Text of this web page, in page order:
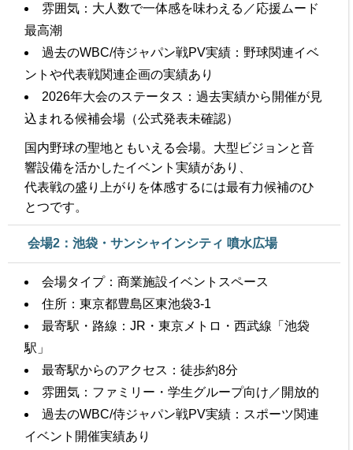
雰囲気：大人数で一体感を味わえる／応援ムード
最高潮
過去のWBC/侍ジャパン戦PV実績：野球関連イベ
ントや代表戦関連企画の実績あり
2026年大会のステータス：過去実績から開催が見
込まれる候補会場（公式発表未確認）
国内野球の聖地ともいえる会場。大型ビジョンと音
響設備を活かしたイベント実績があり、
代表戦の盛り上がりを体感するには最有力候補のひ
とつです。
会場2：池袋・サンシャインシティ 噴水広場
会場タイプ：商業施設イベントスペース
住所：東京都豊島区東池袋3-1
最寄駅・路線：JR・東京メトロ・西武線「池袋
駅」
最寄駅からのアクセス：徒歩約8分
雰囲気：ファミリー・学生グループ向け／開放的
過去のWBC/侍ジャパン戦PV実績：スポーツ関連
イベント開催実績あり